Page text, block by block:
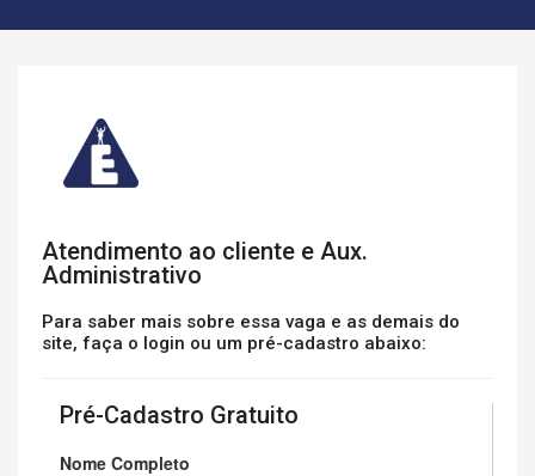
Atendimento ao cliente e Aux.
Administrativo
Para saber mais sobre essa vaga e as demais do
site, faça o login ou um pré-cadastro abaixo:
Pré-Cadastro Gratuito
Nome Completo